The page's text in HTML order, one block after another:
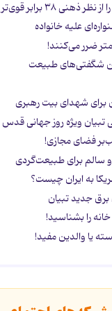
۳۸ برابر قوی‌تر کنیم؟
ضرر می‌کنند!
شگفتی‌های طبیعت
برای شهدای بیت رهبری
ویژه روز جهانی قدس
فضای مجازی!
به ایران چیست؟
برق جدید تبیان
را بشناسید!
یا والدین مفید!